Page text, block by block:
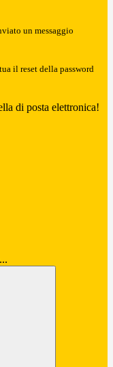
un messaggio
il reset della password
di posta elettronica!